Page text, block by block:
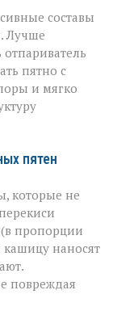
составы
Лучше
пятно с
и мягко
пятен
которые не
пропорции
кашицу наносят
повреждая